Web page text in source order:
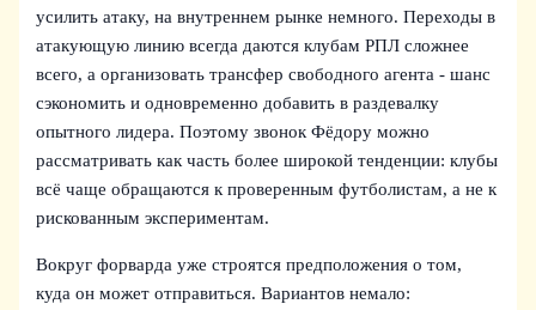
усилить атаку, на внутреннем рынке немного. Переходы в
атакующую линию всегда даются клубам РПЛ сложнее
всего, а организовать трансфер свободного агента - шанс
сэкономить и одновременно добавить в раздевалку
опытного лидера. Поэтому звонок Фёдору можно
рассматривать как часть более широкой тенденции: клубы
всё чаще обращаются к проверенным футболистам, а не к
рискованным экспериментам.
Вокруг форварда уже строятся предположения о том,
куда он может отправиться. Вариантов немало: